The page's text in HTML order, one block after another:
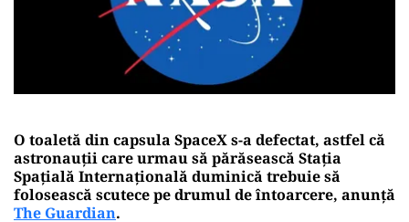
O toaletă din capsula SpaceX s-a defectat, astfel că
astronauții care urmau să părăsească Stația
Spațială Internațională duminică trebuie să
folosească scutece pe drumul de întoarcere, anunță
The Guardian.